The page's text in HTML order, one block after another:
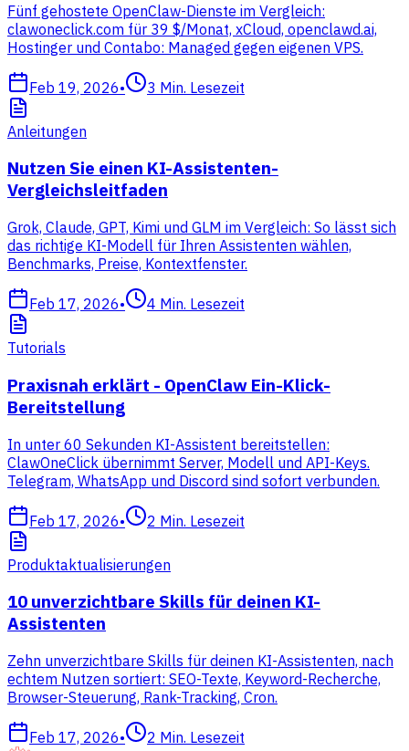
Fünf gehostete OpenClaw-Dienste im Vergleich:
clawoneclick.com für 39 $/Monat, xCloud, openclawd.ai,
Hostinger und Contabo: Managed gegen eigenen VPS.
Feb 19, 2026• 3 Min. Lesezeit
Anleitungen
Nutzen Sie einen KI-Assistenten-
Vergleichsleitfaden
Grok, Claude, GPT, Kimi und GLM im Vergleich: So lässt sich
das richtige KI-Modell für Ihren Assistenten wählen,
Benchmarks, Preise, Kontextfenster.
Feb 17, 2026• 4 Min. Lesezeit
Tutorials
Praxisnah erklärt - OpenClaw Ein-Klick-
Bereitstellung
In unter 60 Sekunden KI-Assistent bereitstellen:
ClawOneClick übernimmt Server, Modell und API-Keys.
Telegram, WhatsApp und Discord sind sofort verbunden.
Feb 17, 2026• 2 Min. Lesezeit
Produktaktualisierungen
10 unverzichtbare Skills für deinen KI-
Assistenten
Zehn unverzichtbare Skills für deinen KI-Assistenten, nach
echtem Nutzen sortiert: SEO-Texte, Keyword-Recherche,
Browser-Steuerung, Rank-Tracking, Cron.
Feb 17, 2026• 2 Min. Lesezeit